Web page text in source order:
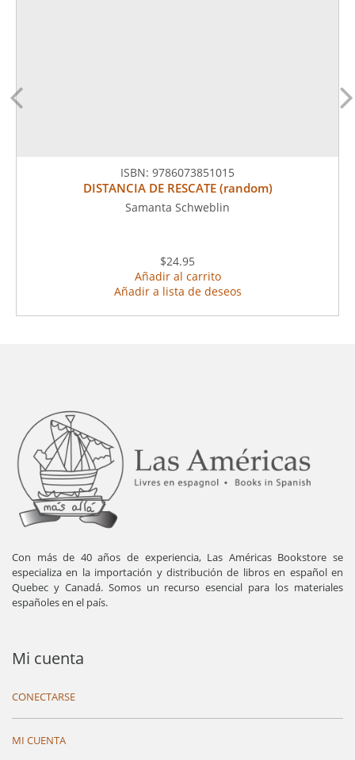
ISBN: 9786073851015
DISTANCIA DE RESCATE (random)
Samanta Schweblin
$24.95
Añadir al carrito
Añadir a lista de deseos
Con más de 40 años de experiencia, Las Américas Bookstore se
especializa en la importación y distribución de libros en español en
Quebec y Canadá. Somos un recurso esencial para los materiales
españoles en el país.
Mi cuenta
CONECTARSE
MI CUENTA